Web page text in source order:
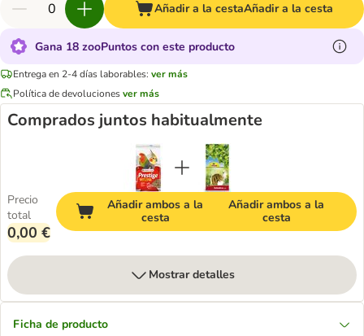
Añadir a la cestaAñadir a la cesta
Gana 18 zooPuntos con este producto
Entrega en 2-4 días laborables: ver más
Política de devolucionesver más
Comprados juntos habitualmente
Precio
total
0,00 €
Añadir ambos a la
cesta
Añadir ambos a la
cesta
Mostrar detalles
Ficha de producto